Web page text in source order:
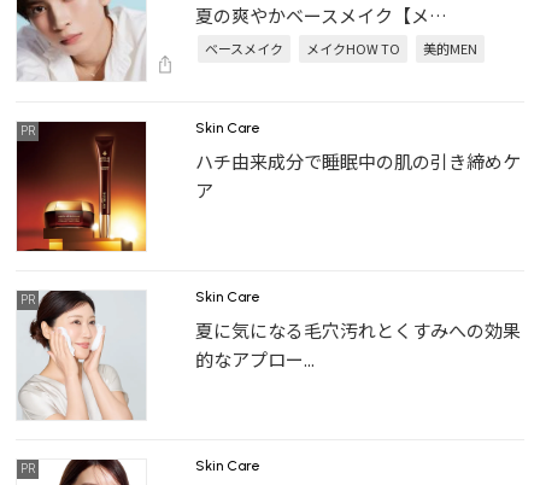
夏の爽やかベースメイク【メ…
ベースメイク メイクHOW TO 美的MEN
Skin Care
ハチ由来成分で睡眠中の肌の引き締めケ
ア
Skin Care
夏に気になる毛穴汚れとくすみへの効果
的なアプロー...
Skin Care